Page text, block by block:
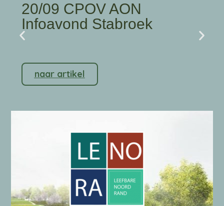
20/09 CPOV AON
Infoavond Stabroek
naar artikel